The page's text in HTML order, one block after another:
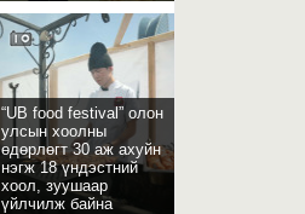
“UB food festival” олон
улсын хоолны
өдөрлөгт 30 аж ахуйн
нэгж 18 үндэстний
хоол, зуушаар
үйлчилж байна